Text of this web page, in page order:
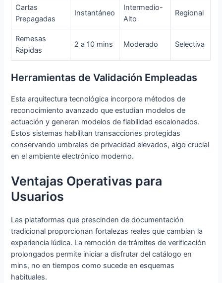
Cartas
Prepagadas
Instantáneo
Intermedio-
Alto
Regional
Remesas
Rápidas
2 a 10 mins Moderado Selectiva
Herramientas de Validación Empleadas
Esta arquitectura tecnológica incorpora métodos de
reconocimiento avanzado que estudian modelos de
actuación y generan modelos de fiabilidad escalonados.
Estos sistemas habilitan transacciones protegidas
conservando umbrales de privacidad elevados, algo crucial
en el ambiente electrónico moderno.
Ventajas Operativas para
Usuarios
Las plataformas que prescinden de documentación
tradicional proporcionan fortalezas reales que cambian la
experiencia lúdica. La remoción de trámites de verificación
prolongados permite iniciar a disfrutar del catálogo en
mins, no en tiempos como sucede en esquemas
habituales.